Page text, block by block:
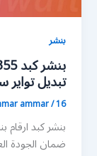
بنشر
تبديل تواير
ammar/16 أبريل، 2020
بنشر كبد
ضمان الجودة